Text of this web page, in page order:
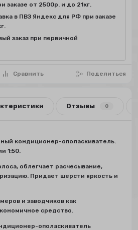
Сравнить Поделиться
заказе от 2500р. и до 21кг.
в ПВЗ Яндекс для РФ при заказе
заказ при первичной
Отзывы 0
кондиционер-ополаскиватель.
1:50.
облегчает расчесывание,
Придает шерсти яркость и
и заводчиков как
средство.
ополаскиватель